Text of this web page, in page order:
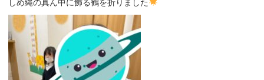
しめ縄の真ん中に飾る鶴を折りました